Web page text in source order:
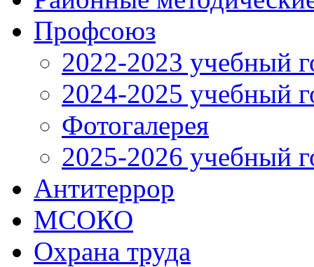
Профсоюз
2022-2023 учебный
2024-2025 учебный
Фотогалерея
2025-2026 учебный
Антитеррор
МСОКО
Охрана труда